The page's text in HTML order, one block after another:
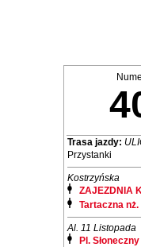
Trasa jazdy:
Przystanki
Kostrzyńska
ZAJEZDNIA
Tartaczna nż.
Al. 11 Listopada
Pl.